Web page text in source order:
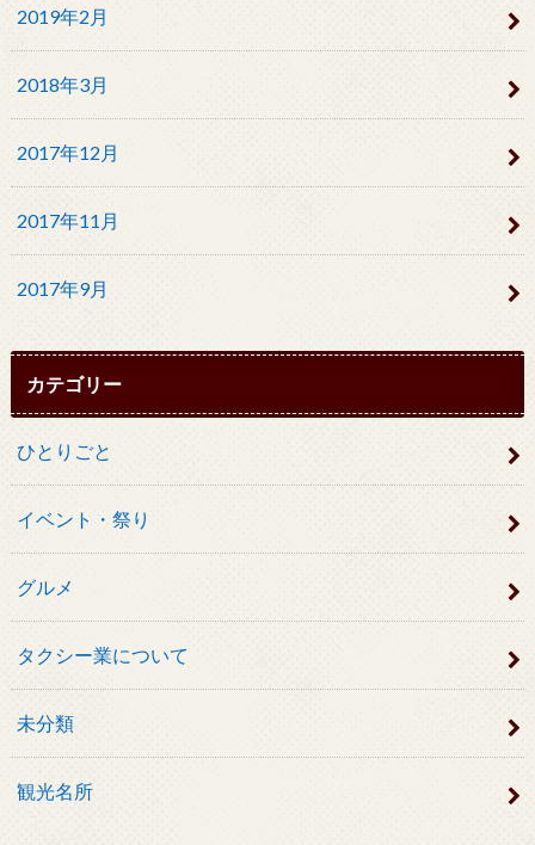
2019年2月
2018年3月
2017年12月
2017年11月
2017年9月
カテゴリー
ひとりごと
イベント・祭り
グルメ
タクシー業について
未分類
観光名所